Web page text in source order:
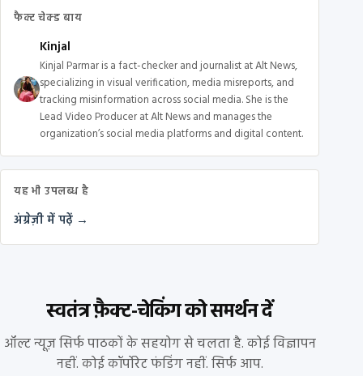
फैक्ट चेक्ड बाय
Kinjal
Kinjal Parmar is a fact-checker and journalist at Alt News,
specializing in visual verification, media misreports, and
tracking misinformation across social media. She is the
Lead Video Producer at Alt News and manages the
organization’s social media platforms and digital content.
यह भी उपलब्ध है
अंग्रेज़ी में पढ़ें →
स्वतंत्र फ़ैक्ट-चेकिंग को समर्थन दें
ऑल्ट न्यूज़ सिर्फ पाठकों के सहयोग से चलता है. कोई विज्ञापन
नहीं. कोई कॉर्पोरेट फंडिंग नहीं. सिर्फ आप.